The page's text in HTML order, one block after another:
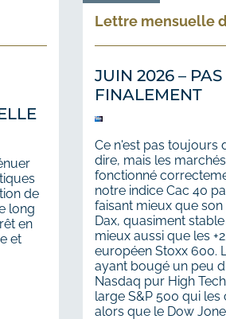
de
long
en
et
Lettre mensuelle
JUIN 2026 –
FINALEMENT
Ce n'est pas toujours
dire, mais les
fonctionné
notre indice Cac 40
faisant mieux que
Dax, quasiment
mieux aussi que les
européen Stoxx 600.
ayant bougé un peu
Nasdaq pur High
large S&P 500 qui les
alors que le Dow